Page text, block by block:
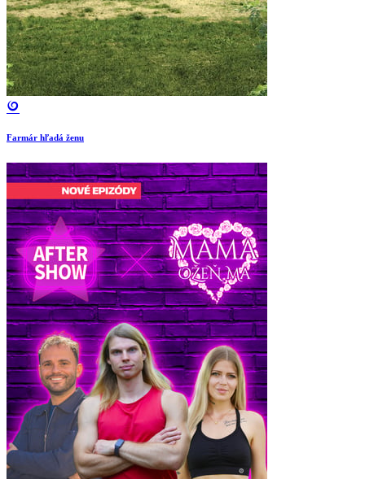
Farmár hľadá ženu